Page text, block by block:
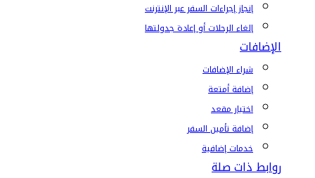
إنجاز إجراءات السفر عبر الإنترنت
إلغاء الرحلات أو إعادة جدولتها
الإضافات
شراء الإضافات
إضافة أمتعة
اختيار مقعد
إضافة تأمين السفر
خدمات إضافية
روابط ذات صلة